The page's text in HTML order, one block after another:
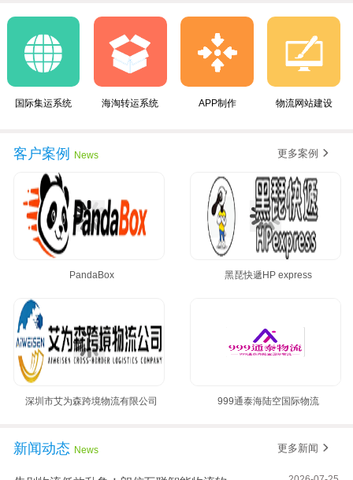
朗信集运系统与广州飞通物流签订《集运系统》合同！
黄金8月，朗信再次签约多家国际集运公司~
恭喜“好管家集运”与我司隆重签约！
朗信集运系统手机端快速下单教程
黄金8月，朗信再次签约多家国际集运公司~
国际集运系统 海淘转运系统 APP制作 物流网站建设
客户案例 News 更多案例
PandaBox 黑琵快遞HP express
深圳市艾为森跨境物流有限公司 999通泰海陆空国际物流
新闻动态 News 更多新闻